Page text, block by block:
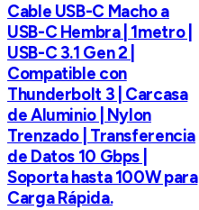
Cable USB-C Macho a
USB-C Hembra | 1metro |
USB-C 3.1 Gen 2 |
Compatible con
Thunderbolt 3 | Carcasa
de Aluminio | Nylon
Trenzado | Transferencia
de Datos 10 Gbps |
Soporta hasta 100W para
Carga Rápida.